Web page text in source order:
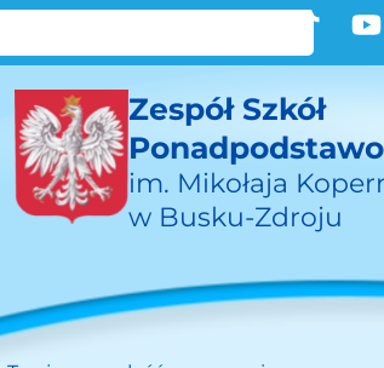
Zespół Szkół
im. Mikołaja
w Busku-Zdroju